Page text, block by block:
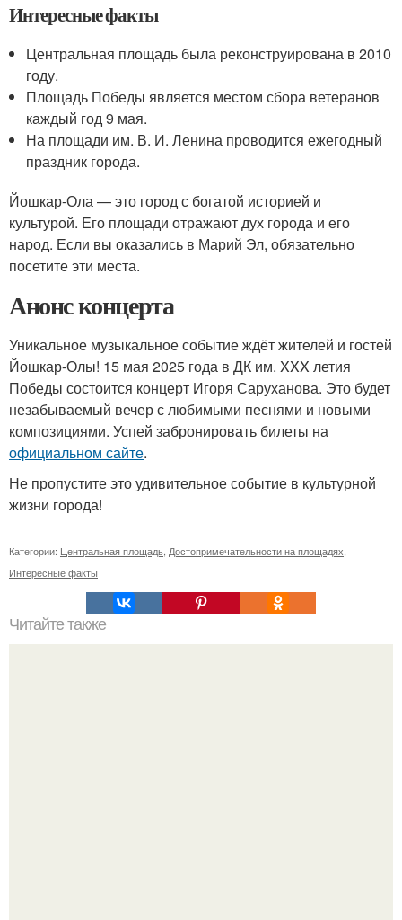
Интересные факты
Центральная площадь была реконструирована в 2010
году.
Площадь Победы является местом сбора ветеранов
каждый год 9 мая.
На площади им. В. И. Ленина проводится ежегодный
праздник города.
Йошкар-Ола — это город с богатой историей и
культурой. Его площади отражают дух города и его
народ. Если вы оказались в Марий Эл, обязательно
посетите эти места.
Анонс концерта
Уникальное музыкальное событие ждёт жителей и гостей
Йошкар-Олы! 15 мая 2025 года в ДК им. XXX летия
Победы состоится концерт Игоря Саруханова. Это будет
незабываемый вечер с любимыми песнями и новыми
композициями. Успей забронировать билеты на
официальном сайте.
Не пропустите это удивительное событие в культурной
жизни города!
Категории: Центральная площадь Достопримечательности на площадях
Интересные факты
Читайте также